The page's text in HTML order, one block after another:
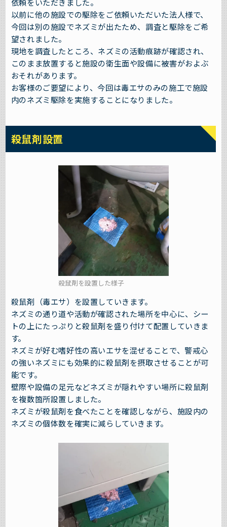
以前に他の施設での駆除をご依頼いただいた法人様で、
今回は別の施設でネズミが出たため、調査と駆除をご希
望されました。
現地を調査したところ、ネズミの活動痕跡が確認され、
このまま放置すると施設の衛生面や設備に被害がおよぶ
おそれがあります。
お客様のご要望により、今回は毒エサのみの施工で施設
内のネズミ駆除を実施することになりました。
殺鼠剤設置
殺鼠剤を設置した様子
殺鼠剤（毒エサ）を設置していきます。
ネズミの通り道や活動が確認された場所を中心に、シー
トの上にたっぷりと殺鼠剤を盛り付けて配置していきま
す。
ネズミが好む嗜好性の高いエサを混ぜることで、警戒心
の強いネズミにも効果的に殺鼠剤を摂取させることが可
能です。
壁際や設備の足元などネズミが隠れやすい場所に殺鼠剤
を複数箇所設置しました。
ネズミが殺鼠剤を食べたことを確認しながら、施設内の
ネズミの個体数を確実に減らしていきます。